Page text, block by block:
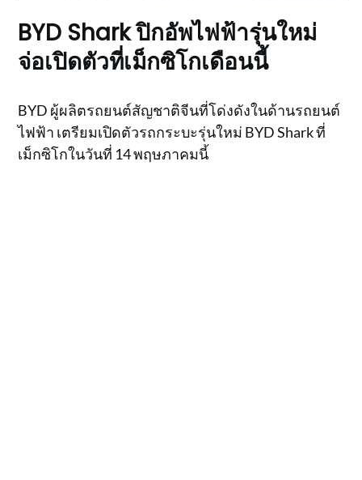
BYD Shark ปิกอัพไฟฟ้ารุ่นใหม่
จ่อเปิดตัวที่เม็กซิโกเดือนนี้
BYD ผู้ผลิตรถยนต์สัญชาติจีนที่โด่งดังในด้านรถยนต์
ไฟฟ้า เตรียมเปิดตัวรถกระบะรุ่นใหม่ BYD Shark ที่
เม็กซิโกในวันที่ 14 พฤษภาคมนี้